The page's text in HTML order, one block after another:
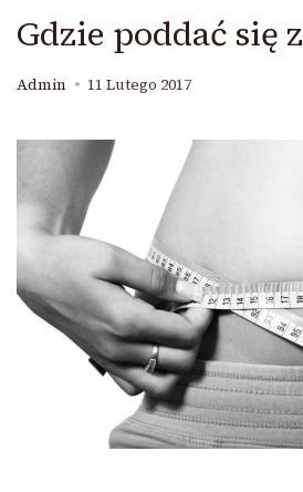
Gdzie poddać się
Admin 11 Lutego 2017